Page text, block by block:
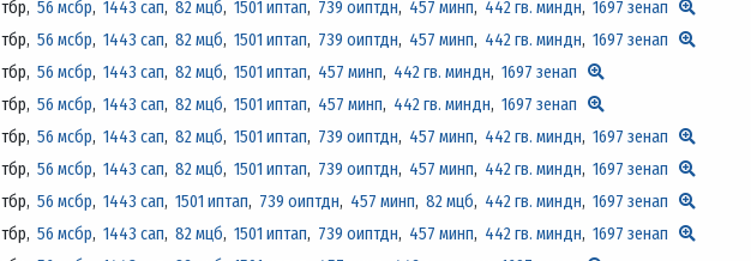
тбр,56 мсбр,1443 сап,82 мцб,1501 иптап, 739 оиптдн, 457 минп, 442 гв. миндн,1697 зенап
тбр,56 мсбр,1443 сап,82 мцб,1501 иптап, 739 оиптдн, 457 минп, 442 гв. миндн,1697 зенап
тбр,56 мсбр,1443 сап,82 мцб,1501 иптап, 457 минп, 442 гв. миндн,1697 зенап
тбр,56 мсбр,1443 сап,82 мцб,1501 иптап, 457 минп, 442 гв. миндн,1697 зенап
тбр,56 мсбр,1443 сап,82 мцб,1501 иптап, 739 оиптдн, 457 минп, 442 гв. миндн,1697 зенап
тбр,56 мсбр,1443 сап,82 мцб,1501 иптап, 739 оиптдн, 457 минп, 442 гв. миндн,1697 зенап
тбр,56 мсбр,1443 сап,1501 иптап, 739 оиптдн, 457 минп,82 мцб, 442 гв. миндн,1697 зенап
тбр,56 мсбр,1443 сап,82 мцб,1501 иптап, 739 оиптдн, 457 минп, 442 гв. миндн,1697 зенап